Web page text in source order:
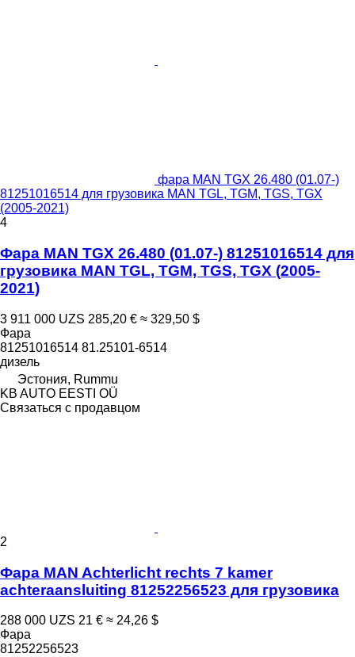
фара MAN TGX 26.480 (01.07-)
81251016514 для грузовика MAN TGL, TGM, TGS, TGX
(2005-2021)
4
Фара MAN TGX 26.480 (01.07-) 81251016514 для
грузовика MAN TGL, TGM, TGS, TGX (2005-
2021)
3 911 000 UZS 285,20 € ≈ 329,50 $
Фара
81251016514 81.25101-6514
дизель
Эстония, Rummu
KB AUTO EESTI OÜ
Связаться с продавцом
2
Фара MAN Achterlicht rechts 7 kamer
achteraansluiting 81252256523 для грузовика
288 000 UZS 21 € ≈ 24,26 $
Фара
81252256523